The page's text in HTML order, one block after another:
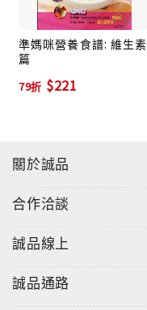
準媽咪營養食譜: 維生素
篇
79折 $221
關於誠品
合作洽談
誠品線上
誠品通路